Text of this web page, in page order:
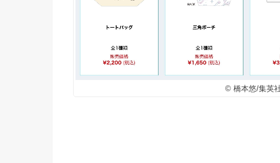
© 橋本悠/集英